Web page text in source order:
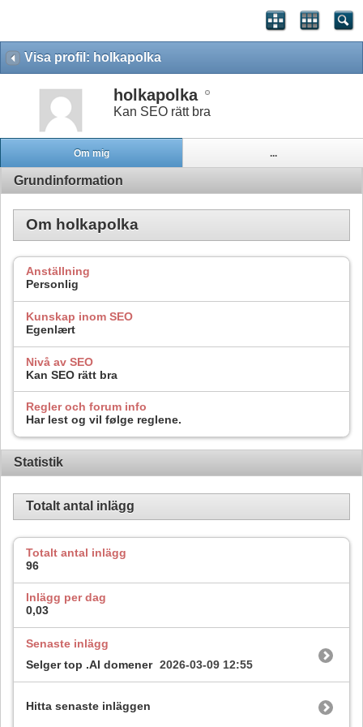
Visa profil: holkapolka
holkapolka
Kan SEO rätt bra
Om mig ...
Grundinformation
Om holkapolka
Anställning
Personlig
Kunskap inom SEO
Egenlært
Nivå av SEO
Kan SEO rätt bra
Regler och forum info
Har lest og vil følge reglene.
Statistik
Totalt antal inlägg
Totalt antal inlägg
96
Inlägg per dag
0,03
Senaste inlägg
Selger top .AI domener 2026-03-09 12:55
Hitta senaste inläggen